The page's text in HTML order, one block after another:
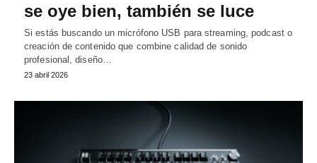
se oye bien, también se luce
Si estás buscando un micrófono USB para streaming, podcast o
creación de contenido que combine calidad de sonido
profesional, diseño…
23 abril 2026